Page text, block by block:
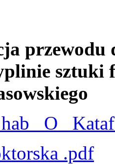
przewodu
sztuki
O_
.pdf